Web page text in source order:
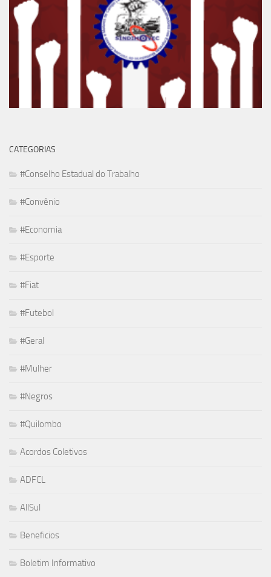
CATEGORIAS
#Conselho Estadual do Trabalho
#Convênio
#Economia
#Esporte
#Fiat
#Futebol
#Geral
#Mulher
#Negros
#Quilombo
Acordos Coletivos
ADFCL
AllSul
Beneficios
Boletim Informativo